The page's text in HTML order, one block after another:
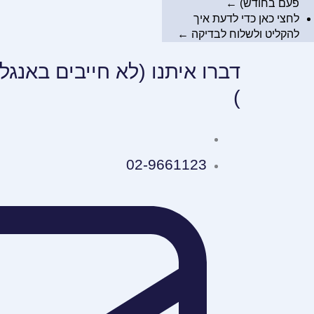
פעם בחודש) ←
לחצי כאן כדי לדעת איך
להקליט ולשלוח לבדיקה ←
דברו איתנו (לא חייבים
)
02-9661123